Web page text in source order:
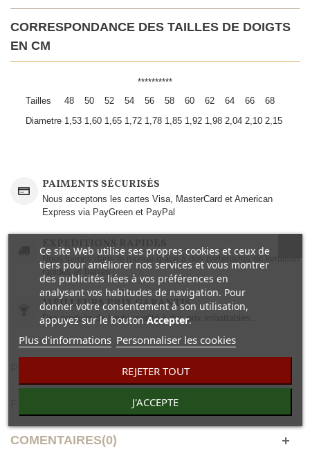
CORRESPONDANCE DES TAILLES DE DOIGTS
EN CM
**********
Tailles
48 50 52 54 56 58 60 62 64 66
68
Diametre 1,53 1,60 1,65 1,72 1,78 1,85 1,92 1,98 2,04 2,10 2,15
PAIMENTS SÉCURISÉS
Nous acceptons les cartes Visa, MasterCard et American
Express via PayGreen et PayPal
EXPEDITIONS RAPIDES
Nous livrons dans le monde grâce à des partenaires de livraison
rapides et fiables.
MEILLEURS PRIX GARANTIS
Des produits de haute qualité à des prix imbattables..
COMENTAIRES(0)
Ce site Web utilise ses propres cookies et ceux de
tiers pour améliorer nos services et vous montrer
des publicités liées à vos préférences en
analysant vos habitudes de navigation. Pour
donner votre consentement à son utilisation,
appuyez sur le bouton Accepter.
Plus d'informations Personnaliser les cookies
REJETER TOUT
J'ACCEPTE